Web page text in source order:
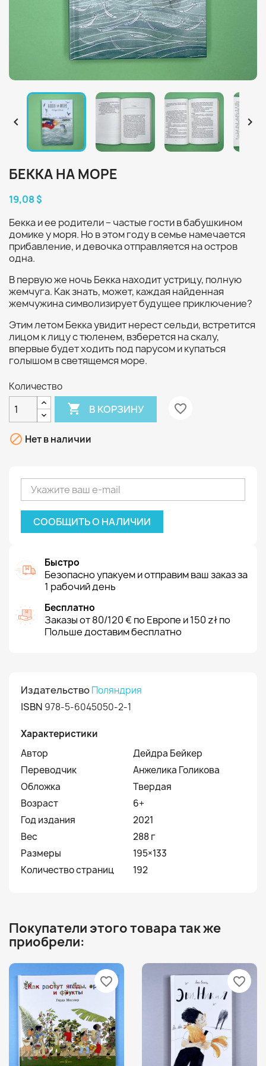
 
БЕККА НА МОРЕ
19,08 $
Бекка и ее родители – частые гости в бабушкином
домике у моря. Но в этом году в семье намечается
прибавление, и девочка отправляется на остров
одна.
В первую же ночь Бекка находит устрицу, полную
жемчуга. Как знать, может, каждая найденная
жемчужина символизирует будущее приключение?
Этим летом Бекка увидит нерест сельди, встретится
лицом к лицу с тюленем, взберется на скалу,
впервые будет ходить под парусом и купаться
голышом в светящемся море.
Количество
 В КОРЗИНУ favorite_border
 Нет в наличии
СООБЩИТЬ О НАЛИЧИИ
Быстро
Безопасно упакуем и отправим ваш заказ за
1 рабочий день
Бесплатно
Заказы от 80/120 € по Европе и 150 zł по
Польше доставим бесплатно
ИздательствоПоляндрия
ISBN 978-5-6045050-2-1
Характеристики
Автор
Дейдра Бейкер
Переводчик
Анжелика Голикова
Обложка
Твердая
Возраст
6+
Год издания
2021
Вес
288 г
Размеры
195×133
Количество страниц
192
Покупатели этого товара так же
приобрели:
favorite_border favorite_border